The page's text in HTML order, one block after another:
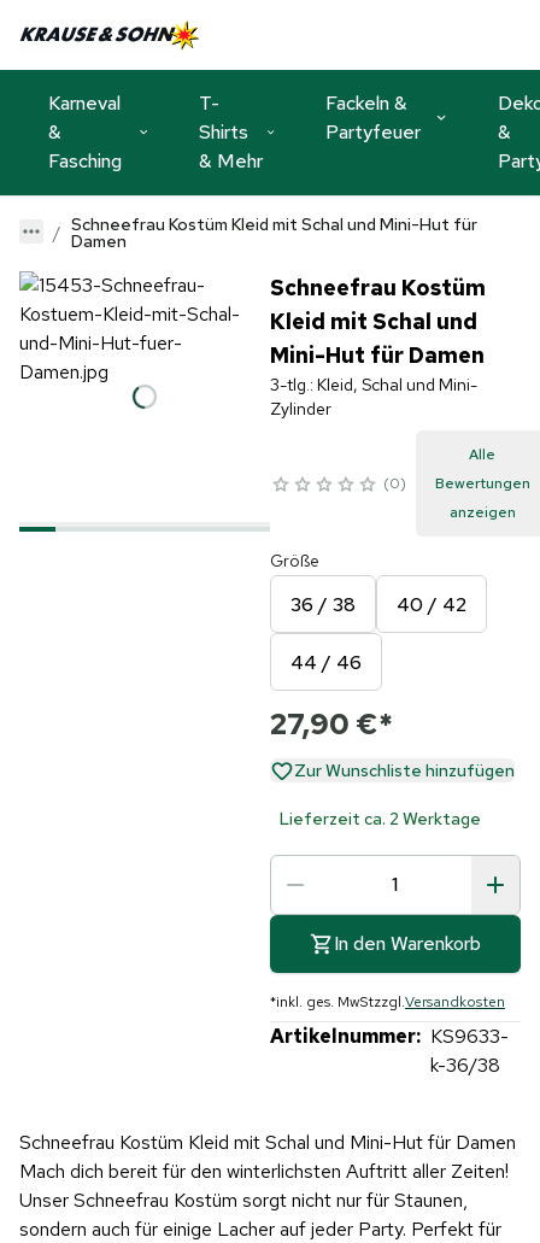
Karneval
&
Fasching
T-
Shirts
& Mehr
Fackeln &
Partyfeuer
&
Schneefrau Kostüm Kleid mit Schal und Mini-Hut für
Damen
Schneefrau Kostüm
Kleid mit Schal und
Mini-Hut für Damen
3-tlg.: Kleid, Schal und Mini-
Zylinder
0
Alle
Bewertungen
anzeigen
Größe
36 / 38 40 / 42
44 / 46
27,90 €*
Zur Wunschliste hinzufügen
Lieferzeit ca. 2 Werktage
In den Warenkorb
*inkl. ges. MwStzzgl.Versandkosten
Artikelnummer: KS9633-
k-36/38
Schneefrau Kostüm Kleid mit Schal und Mini-Hut für Damen
Mach dich bereit für den winterlichsten Auftritt aller Zeiten!
Unser Schneefrau Kostüm sorgt nicht nur für Staunen,
sondern auch für einige Lacher auf jeder Party. Perfekt für